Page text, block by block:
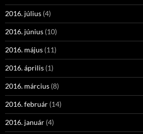
2016. július (4)
2016. június (10)
2016. május (11)
2016. április (1)
2016. március (8)
2016. február (14)
2016. január (4)